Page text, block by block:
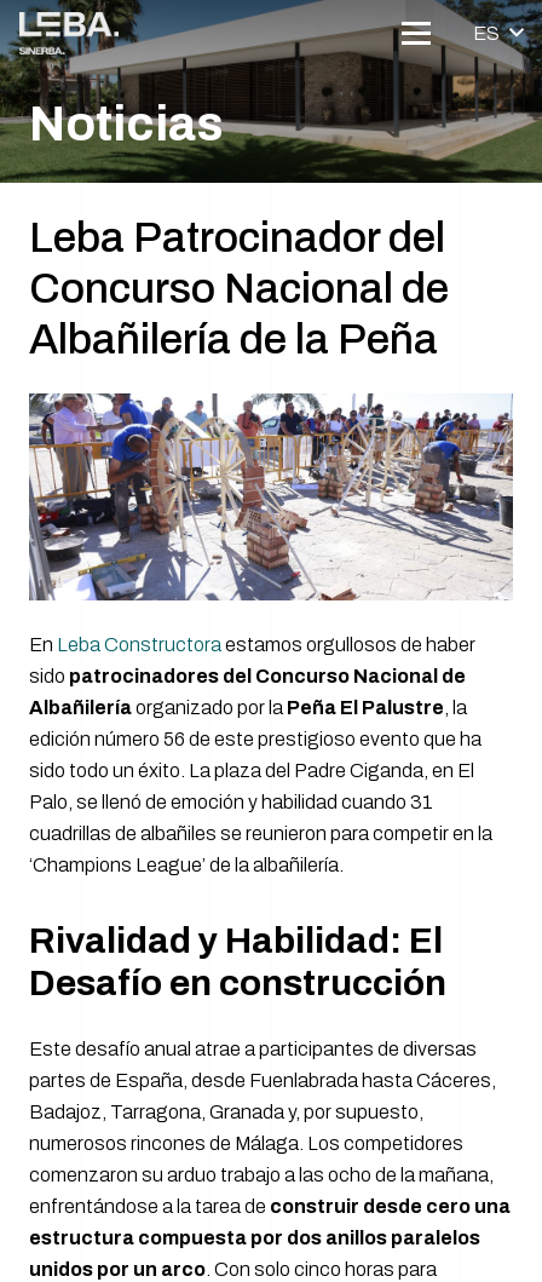
ES
Noticias
Leba Patrocinador del
Concurso Nacional de
Albañilería de la Peña
En Leba Constructoraestamos orgullosos de haber
sido patrocinadores del Concurso Nacional de
Albañileríaorganizado por laPeña El Palustre, la
edición número 56 de este prestigioso evento que ha
sido todo un éxito. La plaza del Padre Ciganda, en El
Palo, se llenó de emoción y habilidad cuando 31
cuadrillas de albañiles se reunieron para competir en la
‘Champions League’ de la albañilería.
Rivalidad y Habilidad: El
Desafío en construcción
Este desafío anual atrae a participantes de diversas
partes de España, desde Fuenlabrada hasta Cáceres,
Badajoz, Tarragona, Granada y, por supuesto,
numerosos rincones de Málaga. Los competidores
comenzaron su arduo trabajo a las ocho de la mañana,
enfrentándose a la tarea de construir desde cero una
estructura compuesta por dos anillos paralelos
unidos por un arco. Con solo cinco horas para